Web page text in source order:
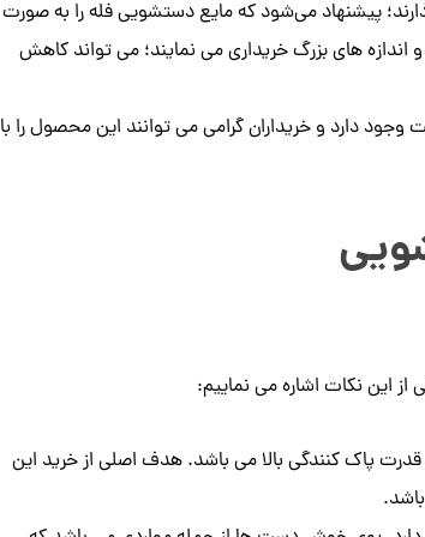
پیشنهاد می‌شود که مایع دستشویی فله را به صورت
های بزرگ خریداری می نمایند؛ می تواند کاهش
دارد و خریداران گرامی می توانند این محصول را با
این نکات اشاره می نماییم:
پاک کنندگی بالا می باشد. هدف اصلی از خرید این